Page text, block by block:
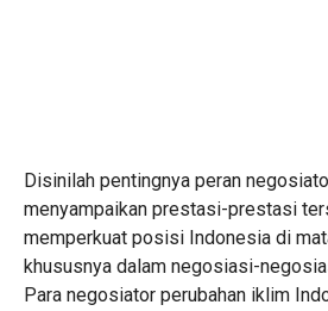
Disinilah pentingnya peran
menyampaikan prestasi-prestasi
memperkuat posisi Indonesia di
khususnya dalam negosiasi-
Para negosiator perubahan iklim